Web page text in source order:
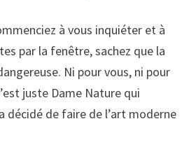
à vous inquiéter et à
par la fenêtre, sachez que la
Ni pour vous, ni pour
juste Dame Nature qui
décidé de faire de l’art moderne